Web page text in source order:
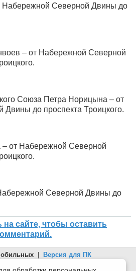
Набережной Северной Двины до
– от Набережной Северной
Союза Петра Норицына – от
до проспекта Троицкого.
– от Набережной Северной
Северной Двины до
на сайте, чтобы оставить
Версия для ПК
Северодвинск tv29.ru